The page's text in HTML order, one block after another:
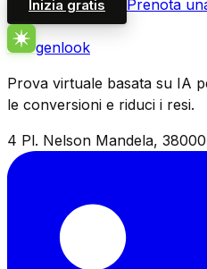
Inizia gratis Prenota
genlook
Prova virtuale basata su IA
le conversioni e riduci i resi.
4 Pl. Nelson Mandela,